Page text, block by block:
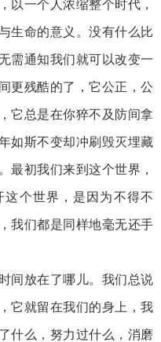
以一个人浓缩整个时代，
生命的意义。没有什么比
需通知我们就可以改变一
更残酷的了，它公正，公
它总是在你猝不及防间拿
如斯不变却冲刷毁灭埋藏
最初我们来到这个世界，
个世界，是因为不得不
我们都是同样地毫无还手
间放在了哪儿。我们总说
它就留在我们的身上，我
什么，努力过什么，消磨